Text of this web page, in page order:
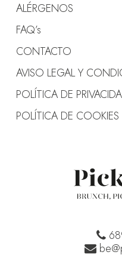
ALÉRGENOS
FAQ’s
CONTACTO
AVISO LEGAL Y
POLÍTICA DE
POLÍTICA DE COOKIES